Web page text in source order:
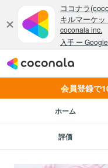
会員登録で
ホーム
評価